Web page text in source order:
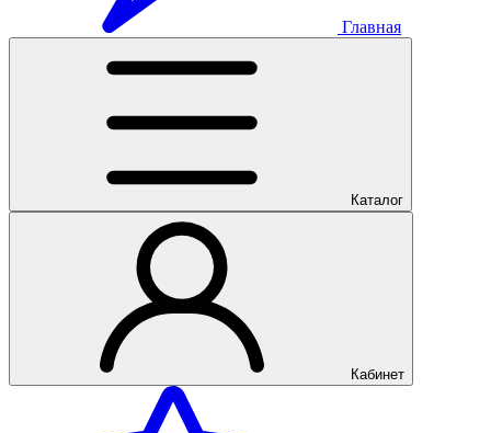
Главная
Каталог
Кабинет